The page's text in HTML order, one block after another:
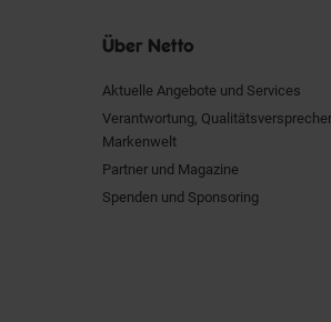
Über Netto
Aktuelle Angebote und Services
Verantwortung,
Markenwelt
Partner und Magazine
Spenden und Sponsoring